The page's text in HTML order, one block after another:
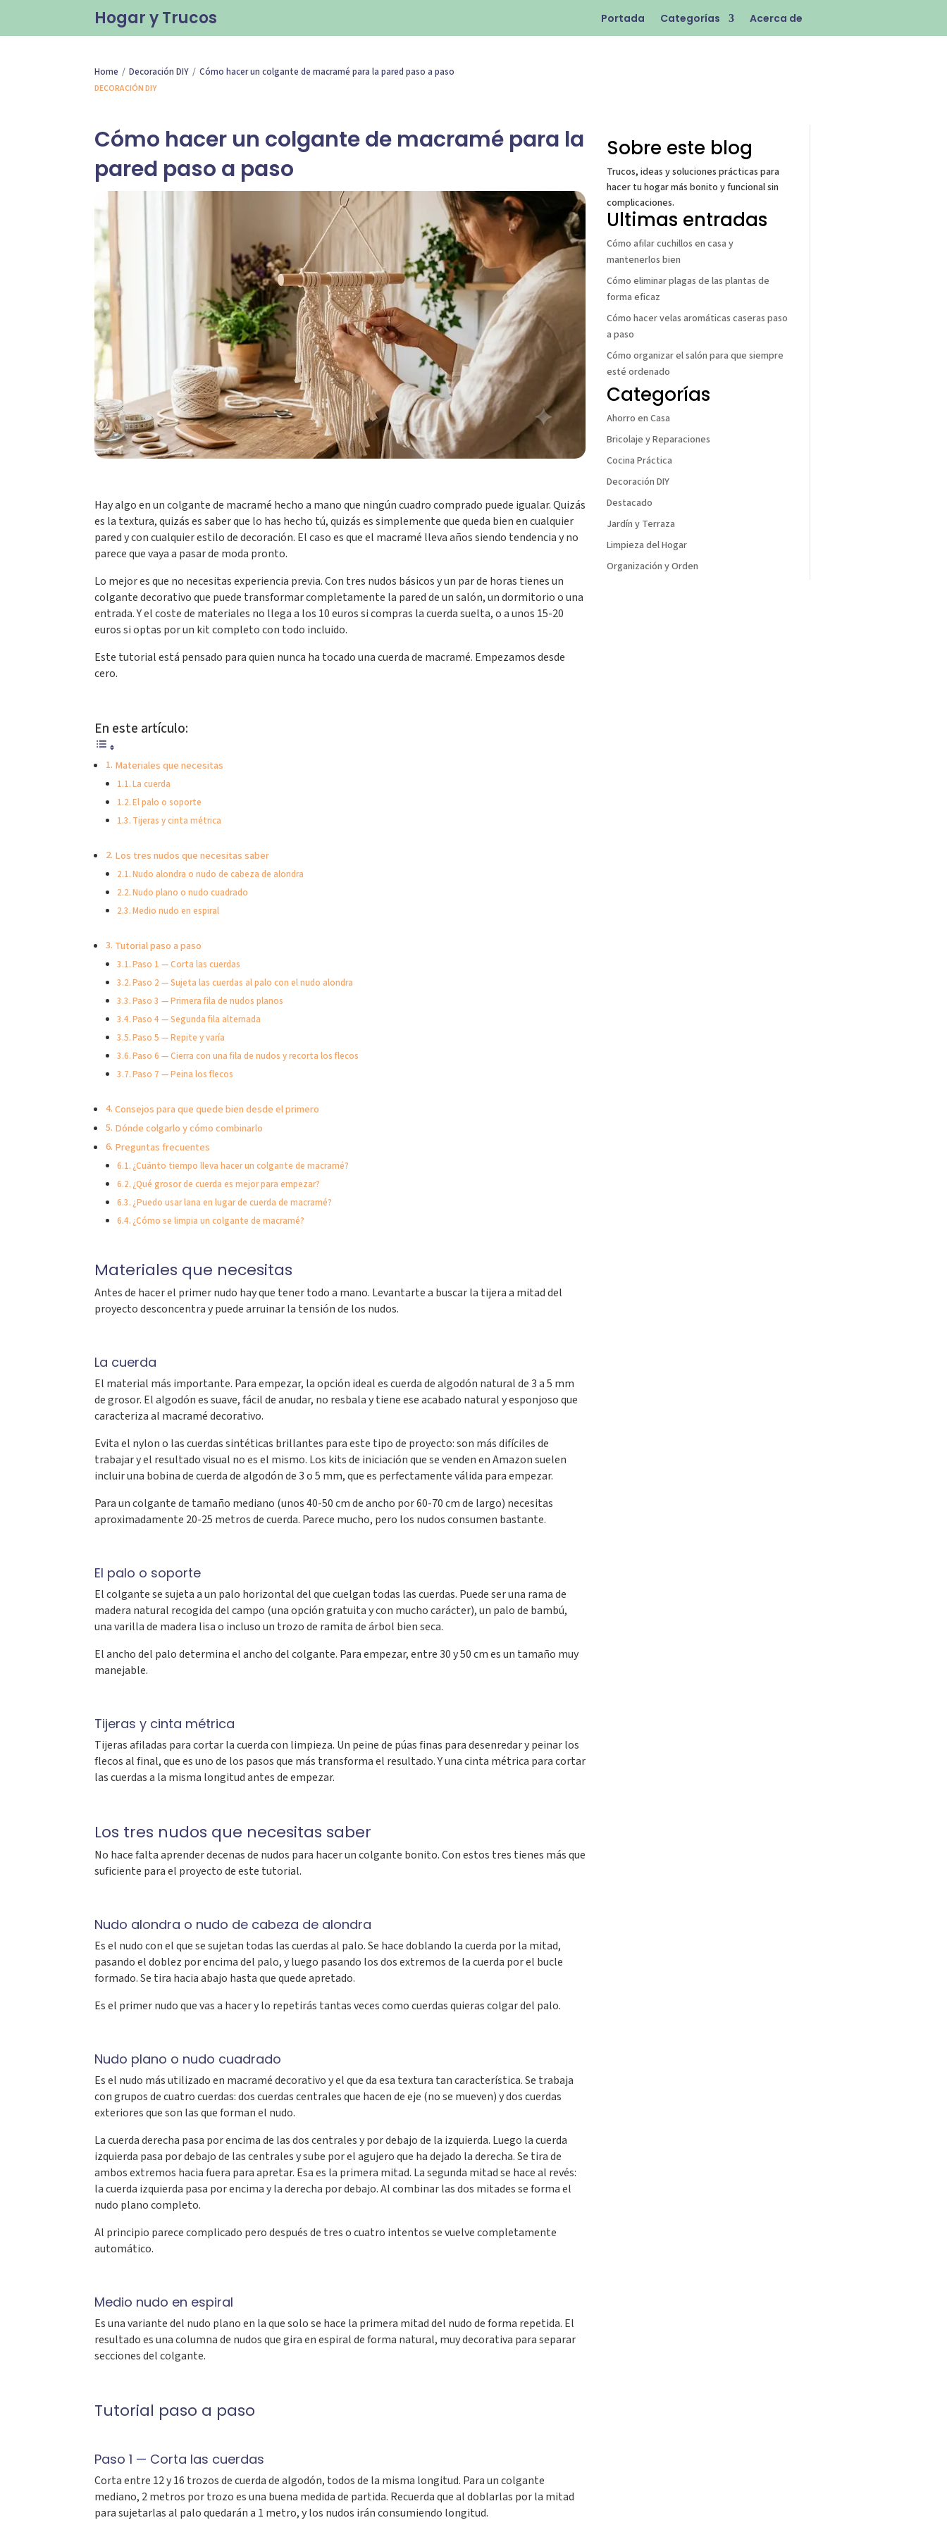
Hogar y Trucos Portada Categorías Acerca de
Home / Decoración DIY / Cómo hacer un colgante de macramé para la pared paso a paso
DECORACIÓN DIY
Cómo hacer un colgante de macramé para la
pared paso a paso
Hay algo en un colgante de macramé hecho a mano que ningún cuadro comprado puede igualar. Quizás
es la textura, quizás es saber que lo has hecho tú, quizás es simplemente que queda bien en cualquier
pared y con cualquier estilo de decoración. El caso es que el macramé lleva años siendo tendencia y no
parece que vaya a pasar de moda pronto.
Lo mejor es que no necesitas experiencia previa. Con tres nudos básicos y un par de horas tienes un
colgante decorativo que puede transformar completamente la pared de un salón, un dormitorio o una
entrada. Y el coste de materiales no llega a los 10 euros si compras la cuerda suelta, o a unos 15-20
euros si optas por un kit completo con todo incluido.
Este tutorial está pensado para quien nunca ha tocado una cuerda de macramé. Empezamos desde
cero.
En este artículo:
Materiales que necesitas
La cuerda
El palo o soporte
Tijeras y cinta métrica
Los tres nudos que necesitas saber
Nudo alondra o nudo de cabeza de alondra
Nudo plano o nudo cuadrado
Medio nudo en espiral
Tutorial paso a paso
Paso 1 — Corta las cuerdas
Paso 2 — Sujeta las cuerdas al palo con el nudo alondra
Paso 3 — Primera fila de nudos planos
Paso 4 — Segunda fila alternada
Paso 5 — Repite y varía
Paso 6 — Cierra con una fila de nudos y recorta los flecos
Paso 7 — Peina los flecos
Consejos para que quede bien desde el primero
Dónde colgarlo y cómo combinarlo
Preguntas frecuentes
¿Cuánto tiempo lleva hacer un colgante de macramé?
¿Qué grosor de cuerda es mejor para empezar?
¿Puedo usar lana en lugar de cuerda de macramé?
¿Cómo se limpia un colgante de macramé?
Materiales que necesitas
Antes de hacer el primer nudo hay que tener todo a mano. Levantarte a buscar la tijera a mitad del
proyecto desconcentra y puede arruinar la tensión de los nudos.
La cuerda
El material más importante. Para empezar, la opción ideal es cuerda de algodón natural de 3 a 5 mm
de grosor. El algodón es suave, fácil de anudar, no resbala y tiene ese acabado natural y esponjoso que
caracteriza al macramé decorativo.
Evita el nylon o las cuerdas sintéticas brillantes para este tipo de proyecto: son más difíciles de
trabajar y el resultado visual no es el mismo. Los kits de iniciación que se venden en Amazon suelen
incluir una bobina de cuerda de algodón de 3 o 5 mm, que es perfectamente válida para empezar.
Para un colgante de tamaño mediano (unos 40-50 cm de ancho por 60-70 cm de largo) necesitas
aproximadamente 20-25 metros de cuerda. Parece mucho, pero los nudos consumen bastante.
El palo o soporte
El colgante se sujeta a un palo horizontal del que cuelgan todas las cuerdas. Puede ser una rama de
madera natural recogida del campo (una opción gratuita y con mucho carácter), un palo de bambú,
una varilla de madera lisa o incluso un trozo de ramita de árbol bien seca.
El ancho del palo determina el ancho del colgante. Para empezar, entre 30 y 50 cm es un tamaño muy
manejable.
Tijeras y cinta métrica
Tijeras afiladas para cortar la cuerda con limpieza. Un peine de púas finas para desenredar y peinar los
flecos al final, que es uno de los pasos que más transforma el resultado. Y una cinta métrica para cortar
las cuerdas a la misma longitud antes de empezar.
Los tres nudos que necesitas saber
No hace falta aprender decenas de nudos para hacer un colgante bonito. Con estos tres tienes más que
suficiente para el proyecto de este tutorial.
Nudo alondra o nudo de cabeza de alondra
Es el nudo con el que se sujetan todas las cuerdas al palo. Se hace doblando la cuerda por la mitad,
pasando el doblez por encima del palo, y luego pasando los dos extremos de la cuerda por el bucle
formado. Se tira hacia abajo hasta que quede apretado.
Es el primer nudo que vas a hacer y lo repetirás tantas veces como cuerdas quieras colgar del palo.
Nudo plano o nudo cuadrado
Es el nudo más utilizado en macramé decorativo y el que da esa textura tan característica. Se trabaja
con grupos de cuatro cuerdas: dos cuerdas centrales que hacen de eje (no se mueven) y dos cuerdas
exteriores que son las que forman el nudo.
La cuerda derecha pasa por encima de las dos centrales y por debajo de la izquierda. Luego la cuerda
izquierda pasa por debajo de las centrales y sube por el agujero que ha dejado la derecha. Se tira de
ambos extremos hacia fuera para apretar. Esa es la primera mitad. La segunda mitad se hace al revés:
la cuerda izquierda pasa por encima y la derecha por debajo. Al combinar las dos mitades se forma el
nudo plano completo.
Al principio parece complicado pero después de tres o cuatro intentos se vuelve completamente
automático.
Medio nudo en espiral
Es una variante del nudo plano en la que solo se hace la primera mitad del nudo de forma repetida. El
resultado es una columna de nudos que gira en espiral de forma natural, muy decorativa para separar
secciones del colgante.
Tutorial paso a paso
Paso 1 — Corta las cuerdas
Corta entre 12 y 16 trozos de cuerda de algodón, todos de la misma longitud. Para un colgante
mediano, 2 metros por trozo es una buena medida de partida. Recuerda que al doblarlas por la mitad
para sujetarlas al palo quedarán a 1 metro, y los nudos irán consumiendo longitud.
Sobre este blog
Trucos, ideas y soluciones prácticas para
hacer tu hogar más bonito y funcional sin
complicaciones.
Ultimas entradas
Cómo afilar cuchillos en casa y
mantenerlos bien
Cómo eliminar plagas de las plantas de
forma eficaz
Cómo hacer velas aromáticas caseras paso
a paso
Cómo organizar el salón para que siempre
esté ordenado
Categorías
Ahorro en Casa
Bricolaje y Reparaciones
Cocina Práctica
Decoración DIY
Destacado
Jardín y Terraza
Limpieza del Hogar
Organización y Orden